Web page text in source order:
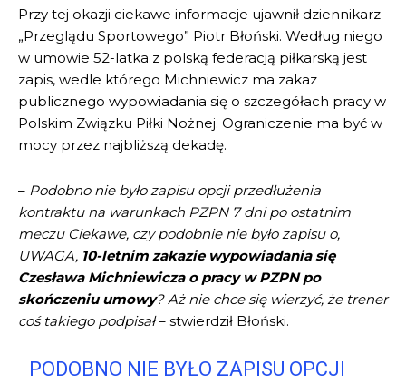
Przy tej okazji ciekawe informacje ujawnił dziennikarz
„Przeglądu Sportowego” Piotr Błoński. Według niego
w umowie 52-latka z polską federacją piłkarską jest
zapis, wedle którego Michniewicz ma zakaz
publicznego wypowiadania się o szczegółach pracy w
Polskim Związku Piłki Nożnej. Ograniczenie ma być w
mocy przez najbliższą dekadę.
– Podobno nie było zapisu opcji przedłużenia
kontraktu na warunkach PZPN 7 dni po ostatnim
meczu Ciekawe, czy podobnie nie było zapisu o,
UWAGA, 10-letnim zakazie wypowiadania się
Czesława Michniewicza o pracy w PZPN po
skończeniu umowy? Aż nie chce się wierzyć, że trener
coś takiego podpisał– stwierdził Błoński.
PODOBNO NIE BYŁO ZAPISU OPCJI